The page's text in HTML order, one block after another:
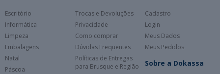
Escritório
Informática
Limpeza
Embalagens
Natal
Páscoa
Trocas e Devoluções
Privacidade
Como comprar
Dúvidas Frequentes
Políticas de Entregas
para Brusque e Região
Cadastro
Login
Meus Dados
Meus Pedidos
Sobre a Dokassa